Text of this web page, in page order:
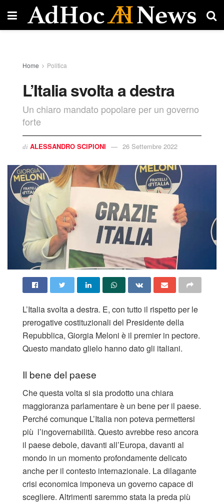
Home Politica
L’Italia svolta a destra
Un chiaro mandato popolare per un governo
forte
di ALESSANDRO SCIPIONI 26 Settembre 2022
L’Italia svolta a destra. E, con tutto il rispetto per le
prerogative costituzionali del Presidente della
Repubblica, Giorgia Meloni è il premier in pectore.
Questo mandato glielo hanno dato gli italiani.
Il bene del paese
Che questa volta si sia prodotto una chiara
maggioranza parlamentare è un bene per il paese.
Perché comunque L’Italia non poteva permettersi
più l’ingovernabilità. Questo avrebbe reso ancora
il paese debole, davanti all’Europa, davanti al
mondo in un momento profondamente delicato
anche per il contesto internazionale. La dilagante
crisi economica imponeva un governo capace di
scegliere. Altrimenti saremmo stata la preda più